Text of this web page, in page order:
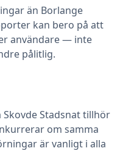
än Borlange
kan bero på att
användare — inte
pålitlig.
Skovde Stadsnattillhör
om samma
är vanligt i alla